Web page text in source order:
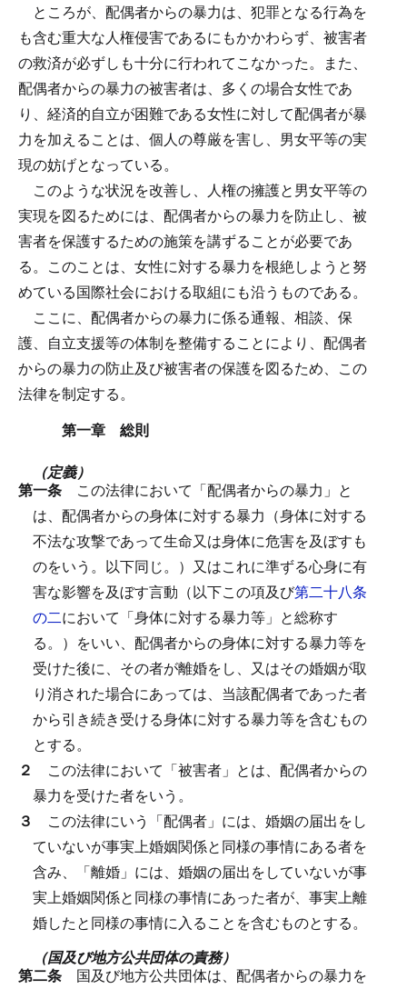
ところが、配偶者からの暴力は、犯罪となる行為を
も含む重大な人権侵害であるにもかかわらず、被害者
の救済が必ずしも十分に行われてこなかった。また、
配偶者からの暴力の被害者は、多くの場合女性であ
り、経済的自立が困難である女性に対して配偶者が暴
力を加えることは、個人の尊厳を害し、男女平等の実
現の妨げとなっている。
このような状況を改善し、人権の擁護と男女平等の
実現を図るためには、配偶者からの暴力を防止し、被
害者を保護するための施策を講ずることが必要であ
る。このことは、女性に対する暴力を根絶しようと努
めている国際社会における取組にも沿うものである。
ここに、配偶者からの暴力に係る通報、相談、保
護、自立支援等の体制を整備することにより、配偶者
からの暴力の防止及び被害者の保護を図るため、この
法律を制定する。
第一章 総則
（定義）
第一条 この法律において「配偶者からの暴力」と
は、配偶者からの身体に対する暴力（身体に対する
不法な攻撃であって生命又は身体に危害を及ぼすも
のをいう。以下同じ。）又はこれに準ずる心身に有
害な影響を及ぼす言動（以下この項及び第二十八条
の二において「身体に対する暴力等」と総称す
る。）をいい、配偶者からの身体に対する暴力等を
受けた後に、その者が離婚をし、又はその婚姻が取
り消された場合にあっては、当該配偶者であった者
から引き続き受ける身体に対する暴力等を含むもの
とする。
２ この法律において「被害者」とは、配偶者からの
暴力を受けた者をいう。
３ この法律にいう「配偶者」には、婚姻の届出をし
ていないが事実上婚姻関係と同様の事情にある者を
含み、「離婚」には、婚姻の届出をしていないが事
実上婚姻関係と同様の事情にあった者が、事実上離
婚したと同様の事情に入ることを含むものとする。
（国及び地方公共団体の責務）
第二条 国及び地方公共団体は、配偶者からの暴力を